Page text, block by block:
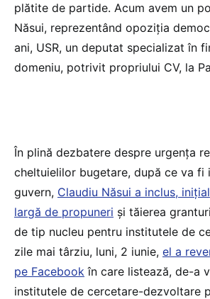
plătite de partide. Acum avem un
Năsui, reprezentând opoziția
ani, USR, un deputat specializat în
domeniu, potrivit propriului CV, la
În plină dezbatere despre urgența
cheltuielilor bugetare, după ce va fi
guvern, Claudiu Năsui a inclus,
largă de propuneri și tăierea
de tip nucleu pentru institutele de
zile mai târziu, luni, 2 iunie, el a
pe Facebook în care listează, de-a
institutele de cercetare-dezvoltare